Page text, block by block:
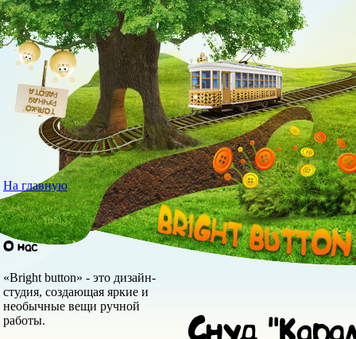
На главную
«Bright button» - это дизайн-
студия, создающая яркие и
необычные вещи ручной
работы.